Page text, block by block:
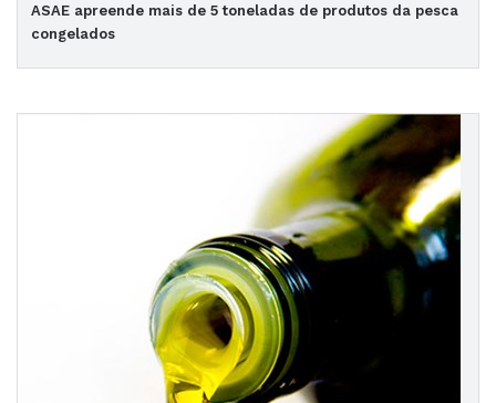
ASAE apreende mais de 5 toneladas de produtos da pesca
congelados